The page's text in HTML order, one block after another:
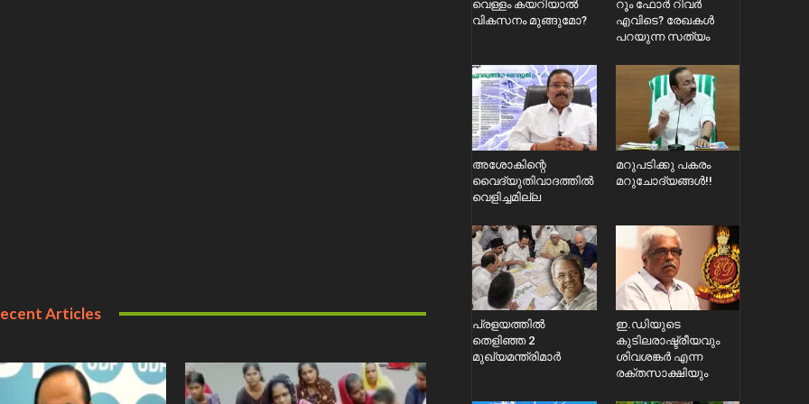
Articles
വെള്ളം കയറിയാൽ
വികസനം മുങ്ങുമോ?
റൂം ഫോർ റിവർ
എവിടെ? രേഖകൾ
പറയുന്ന സത്യം
അശോകിന്റെ
വൈദ്യുതിവാദത്തിൽ
വെളിച്ചമില്ല
മറുപടിക്കു പകരം
മറുചോദ്യങ്ങൾ!!
പ്രളയത്തിൽ
തെളിഞ്ഞ 2
മുഖ്യമന്ത്രിമാർ
ഇ.ഡിയുടെ
കുടിലരാഷ്ട്രീയവും
ശിവശങ്കർ എന്ന
രക്തസാക്ഷിയും